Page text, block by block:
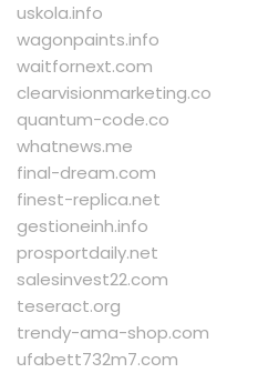
uskola.info
wagonpaints.info
waitfornext.com
clearvisionmarketing.co
quantum-code.co
whatnews.me
final-dream.com
finest-replica.net
gestioneinh.info
prosportdaily.net
salesinvest22.com
teseract.org
trendy-ama-shop.com
ufabett732m7.com